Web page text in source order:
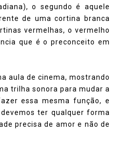
o segundo é aquele
de uma cortina branca
vermelhas, o vermelho
que é o preconceito em
aula de cinema, mostrando
trilha sonora para mudar a
essa mesma função, e
ter qualquer forma
precisa de amor e não de